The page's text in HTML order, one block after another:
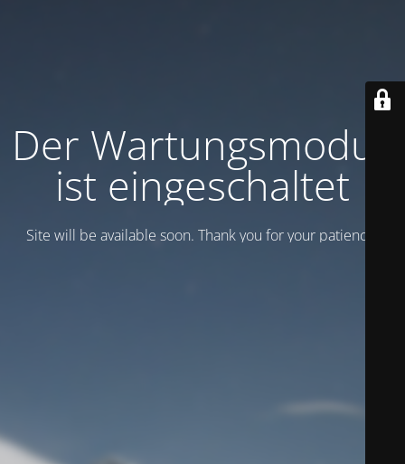
Der Wartungsmodus
ist eingeschaltet
Site will be available soon. Thank you for your patience!